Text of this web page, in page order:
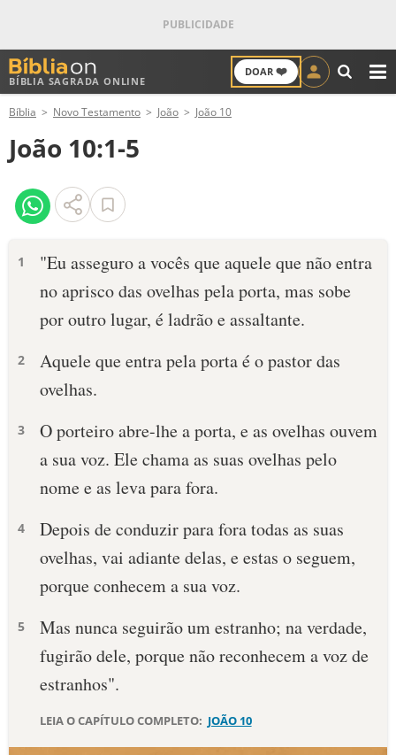
BÍBLIA SAGRADA ONLINE
DOAR ❤️
ANTIGO TESTAMENTO
NOVO TESTAMENTO
VERSÍCULOS
PALAVRA DO DIA
DEVOCIONAL DIÁRIO
10 MANDAMENTOS
ESBOÇOS DE PREGAÇÃO
TEMAS
TERMO BÍBLICO JOGOS
LOJA BÍBLIAON
Bíblia Novo Testamento João João 10
João 10:1-5
1
"Eu asseguro a vocês que aquele que não entra
no aprisco das ovelhas pela porta, mas sobe
por outro lugar, é ladrão e assaltante.
2
Aquele que entra pela porta é o pastor das
ovelhas.
3
O porteiro abre-lhe a porta, e as ovelhas ouvem
a sua voz. Ele chama as suas ovelhas pelo
nome e as leva para fora.
4
Depois de conduzir para fora todas as suas
ovelhas, vai adiante delas, e estas o seguem,
porque conhecem a sua voz.
5
Mas nunca seguirão um estranho; na verdade,
fugirão dele, porque não reconhecem a voz de
estranhos".
LEIA O CAPÍTULO COMPLETO: JOÃO 10